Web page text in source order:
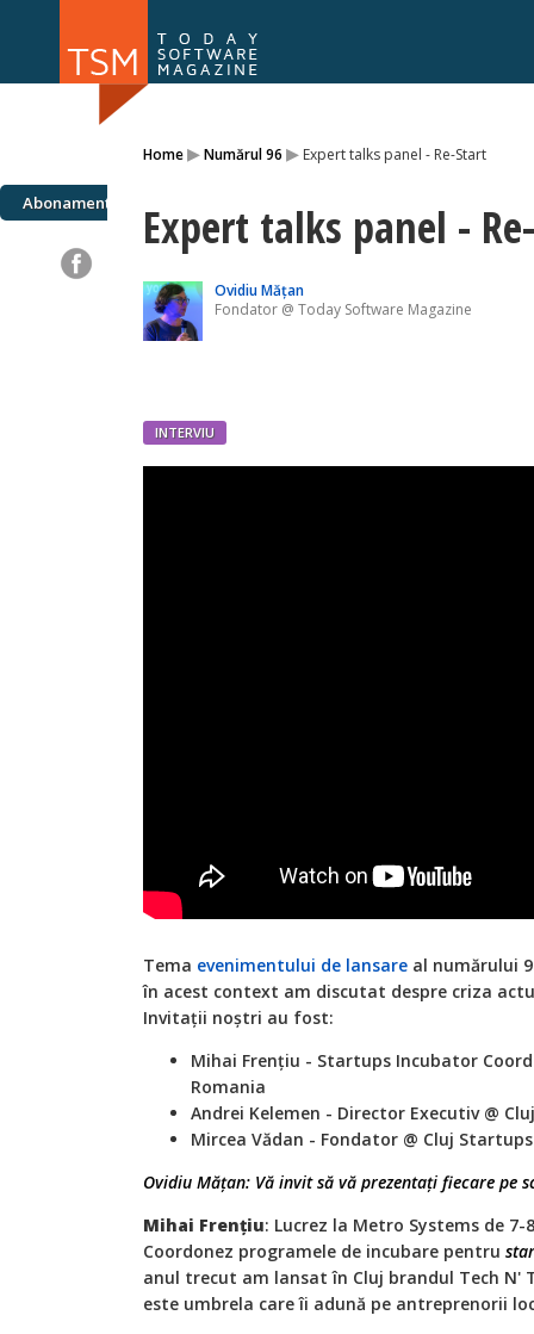
Home▸Numărul 96 ▸ Expert talks panel - Re-Start
Abonamente Expert talks panel -
Ovidiu Mățan
Fondator @ Today Software Magazine
INTERVIU
Tema evenimentului de lansare al numărului
în acest context am discutat despre criza
Invitații noștri au fost:
Mihai Frenţiu - Startups Incubator
Romania
Andrei Kelemen - Director Executiv @
Mircea Vădan - Fondator @ Cluj Startups
Ovidiu Mățan: Vă invit să vă prezentați fiecare pe
Mihai Frențiu: Lucrez la Metro Systems de 7-
Coordonez programele de incubare pentru
anul trecut am lansat în Cluj brandul Tech N'
este umbrela care îi adună pe antreprenorii